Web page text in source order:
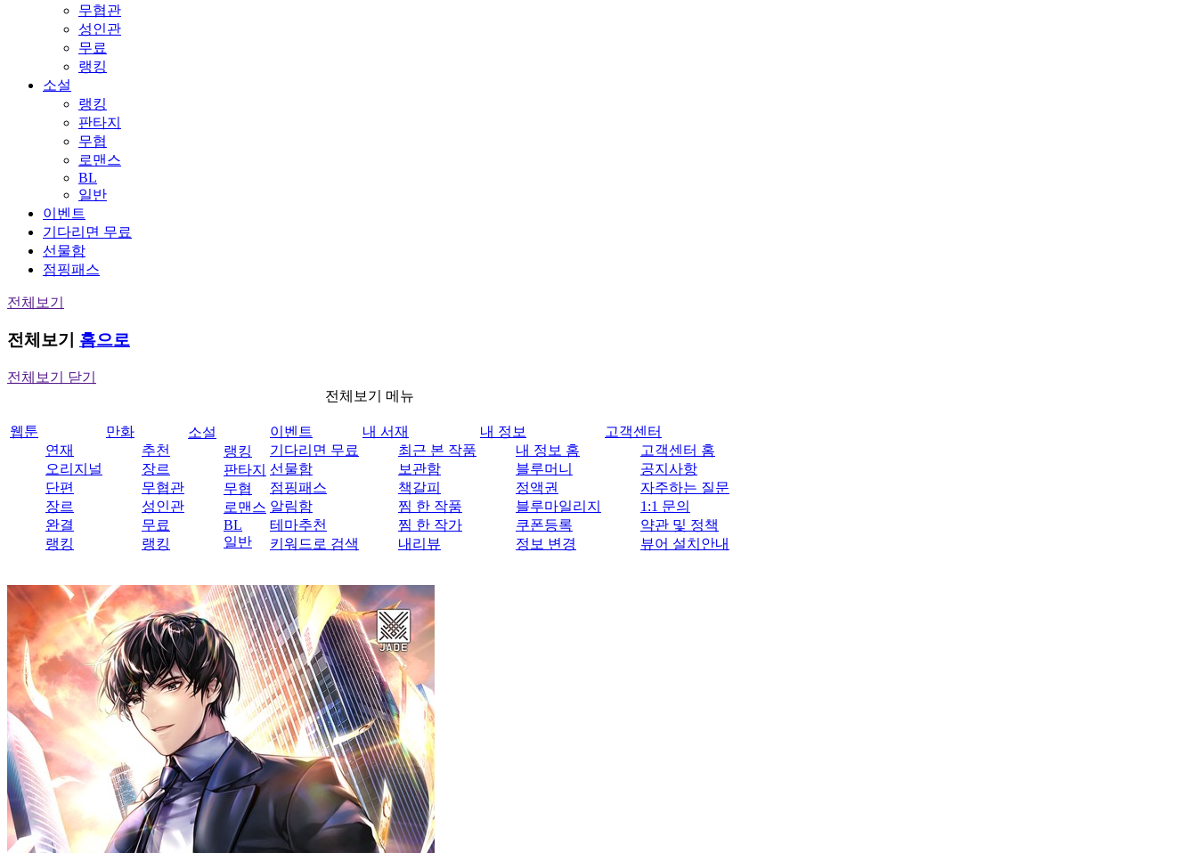
무협관
성인관
무료
랭킹
소설
랭킹
판타지
무협
로맨스
BL
일반
이벤트
기다리면 무료
선물함
점핑패스
전체보기
전체보기 홈으로
전체보기 닫기
전체보기 메뉴
웹툰
연재
오리지널
단편
장르
완결
랭킹
만화
추천
장르
무협관
성인관
무료
랭킹
소설
랭킹
판타지
무협
로맨스
BL
일반
이벤트
기다리면 무료
선물함
점핑패스
알림함
테마추천
키워드로 검색
내 서재
최근 본 작품
보관함
책갈피
찜 한 작품
찜 한 작가
내리뷰
내 정보
내 정보 홈
블루머니
정액권
블루마일리지
쿠폰등록
정보 변경
고객센터
고객센터 홈
공지사항
자주하는 질문
1:1 문의
약관 및 정책
뷰어 설치안내